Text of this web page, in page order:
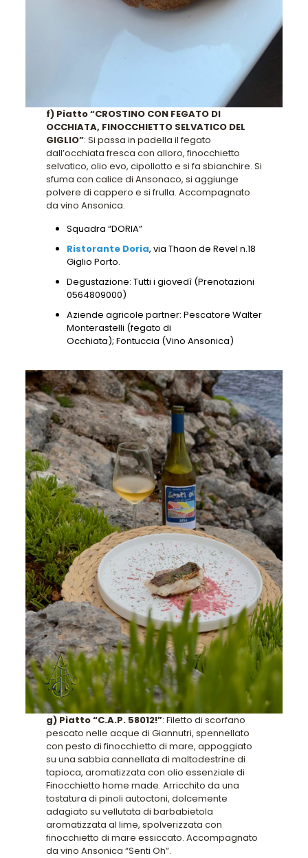
f) Piatto “CROSTINO CON FEGATO DI
OCCHIATA, FINOCCHIETTO SELVATICO DEL
GIGLIO”: Si passa in padella il fegato
dall’occhiata fresca con alloro, finocchietto
selvatico, olio evo, cipollotto e si fa sbianchire. Si
sfuma con calice di Ansonaco, si aggiunge
polvere di cappero e si frulla. Accompagnato
da vino Ansonica.
Squadra “DORIA”
Ristorante Doria, via Thaon de Revel n.18
Giglio Porto.
Degustazione: Tutti i giovedì (Prenotazioni
0564809000)
Aziende agricole partner: Pescatore Walter
Monterastelli (fegato di
Occhiata); Fontuccia (Vino Ansonica)
g) Piatto “C.A.P. 58012!”: Filetto di scorfano
pescato nelle acque di Giannutri, spennellato
con pesto di finocchietto di mare, appoggiato
su una sabbia cannellata di maltodestrine di
tapioca, aromatizzata con olio essenziale di
Finocchietto home made. Arricchito da una
tostatura di pinoli autoctoni, dolcemente
adagiato su vellutata di barbabietola
aromatizzata al lime, spolverizzata con
finocchietto di mare essiccato. Accompagnato
da vino Ansonica “Senti Oh”.